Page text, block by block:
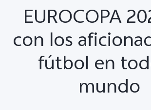
EUROCOPA
con los
fútbol en
mundo